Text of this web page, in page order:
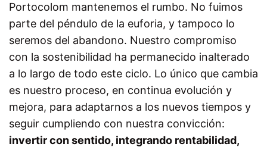
Portocolom mantenemos el rumbo. No fuimos
parte del péndulo de la euforia, y tampoco lo
seremos del abandono. Nuestro compromiso
con la sostenibilidad ha permanecido inalterado
a lo largo de todo este ciclo. Lo único que cambia
es nuestro proceso, en continua evolución y
mejora, para adaptarnos a los nuevos tiempos y
seguir cumpliendo con nuestra convicción:
invertir con sentido, integrando rentabilidad,